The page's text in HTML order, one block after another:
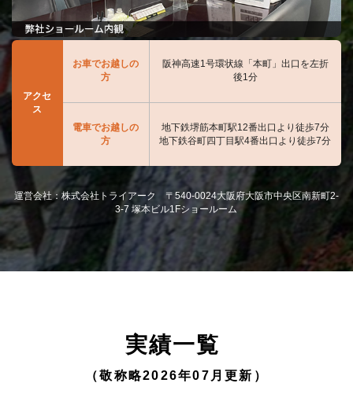
アクセ
ス
お車でお越しの
方
阪神高速1号環状線「本町」出口を左折
後1分
電車でお越しの
方
地下鉄堺筋本町駅12番出口より徒歩7分
地下鉄谷町四丁目駅4番出口より徒歩7分
運営会社：株式会社トライアーク 〒540-0024大阪府大阪市中央区南新町2-
3-7 塚本ビル1Fショールーム
実績一覧
（敬称略2026年07月更新）